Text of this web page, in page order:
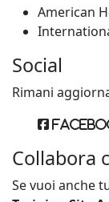
American
Social
Rimani
Collabora
Se vuoi anche